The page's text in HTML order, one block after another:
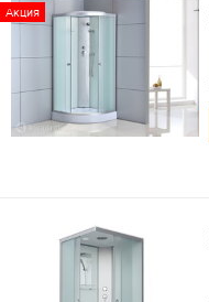
Акция